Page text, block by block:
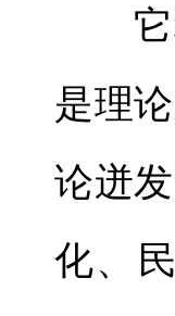
它科
是理
论迸
化、